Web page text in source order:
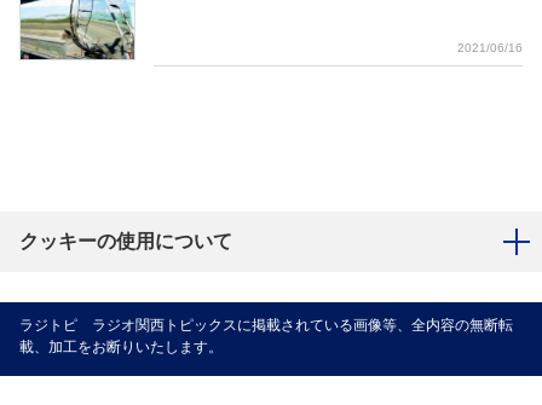
2021/06/16
クッキーの使用について
ラジトピ ラジオ関西トピックスに掲載されている画像等、全内容の無断転
載、加工をお断りいたします。